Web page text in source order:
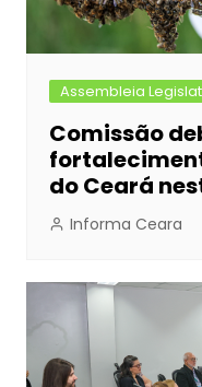
Assembleia
Comissão
do Ceará
Informa Ceara